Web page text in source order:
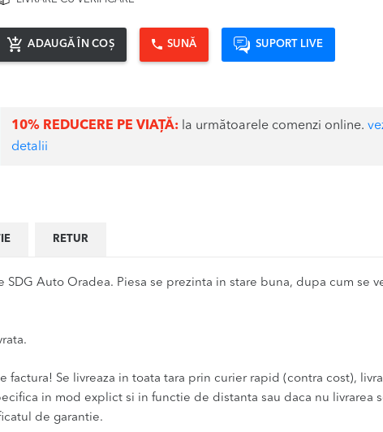
ADAUGĂ ÎN COȘ SUNĂ SUPORT LIVE
10% REDUCERE PE VIAȚĂ: la următoarele comenzi online.
detalii
RETUR
Auto Oradea. Piesa se prezinta in stare buna, dupa cum se
Se livreaza in toata tara prin curier rapid (contra cost),
in mod explict si in functie de distanta sau daca nu livrarea
de garantie.